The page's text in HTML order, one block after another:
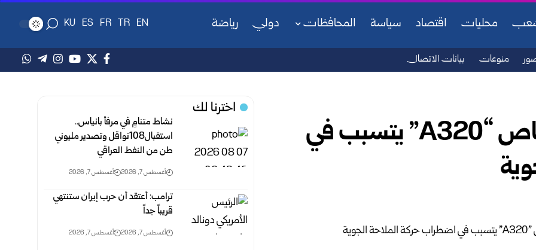
محليات اقتصاد سياسة المحافظات دولي رياضة EN
TR
FR
ES
KU
منوعات بيانات الاتصال
خلل في برنامج طائرات إيرباص “A320” يتسبب في
اخترنا لك
نشاط متنامٍ في مرفأ بانياس..
استقبال108نواقل وتصدير مليوني
طن من النفط العراقي
أغسطس 7, 2026 أغسطس 7, 2026
ترامب: أعتقد أن حرب إيران ستنتهي
قريباً جداً‏
أغسطس 7, 2026 أغسطس 7, 2026